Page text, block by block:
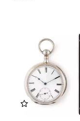
Zu meinem